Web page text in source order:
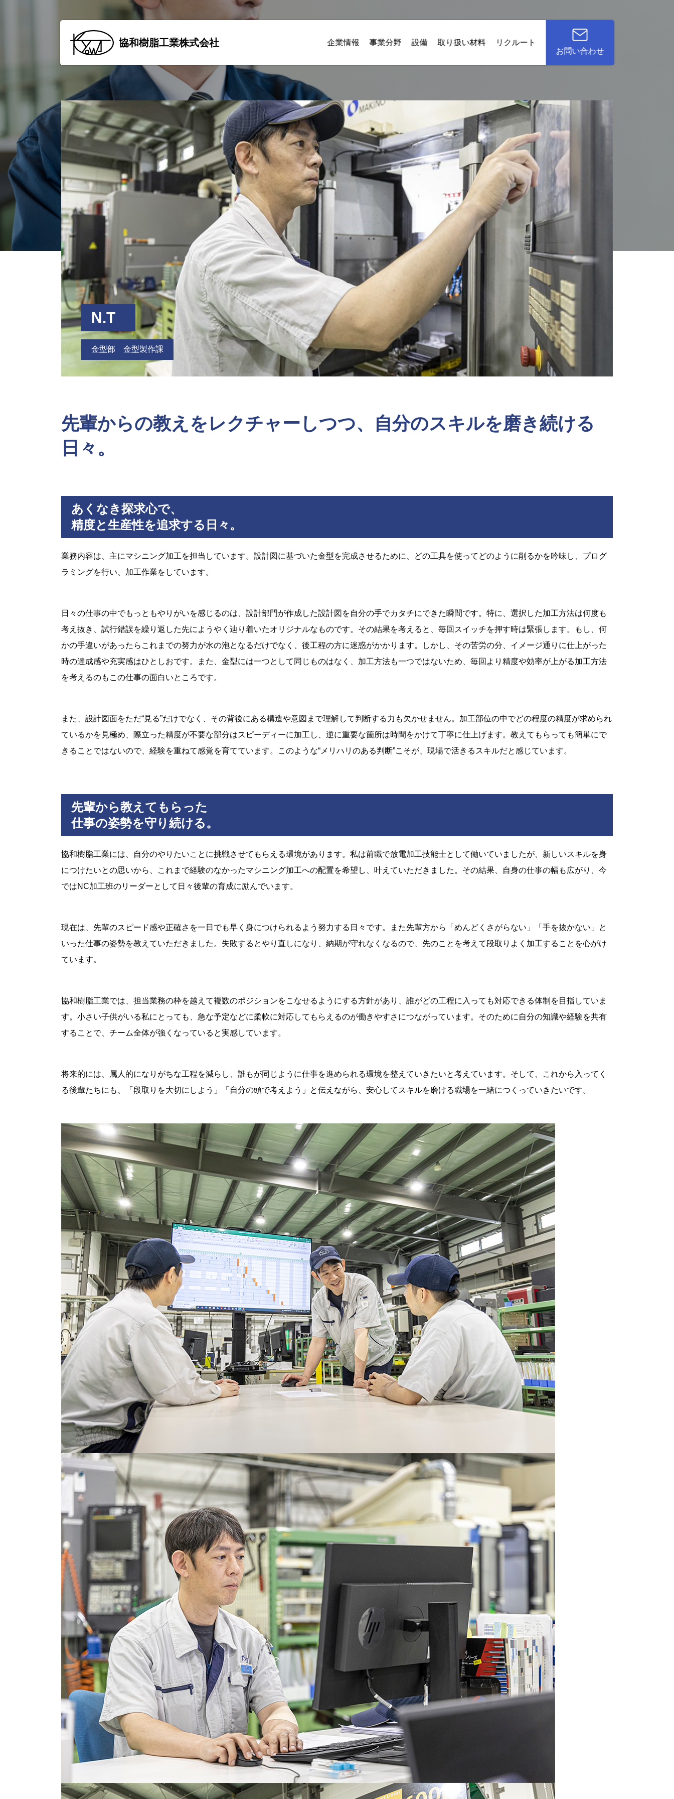
協和樹脂工業株式会社 企業情報 事業分野 設備 取り扱い材料
リクルート
お問い合わせ
N.T
金型部 金型製作課
先輩からの教えをレクチャーしつつ、自分のスキルを磨き続ける
日々。
あくなき探求心で、
精度と生産性を追求する日々。
業務内容は、主にマシニング加工を担当しています。設計図に基づいた金型を完成させるために、どの工具を使ってどのように削るかを吟味し、プログ
ラミングを行い、加工作業をしています。
日々の仕事の中でもっともやりがいを感じるのは、設計部門が作成した設計図を自分の手でカタチにできた瞬間です。特に、選択した加工方法は何度も
考え抜き、試行錯誤を繰り返した先にようやく辿り着いたオリジナルなものです。その結果を考えると、毎回スイッチを押す時は緊張します。もし、何
かの手違いがあったらこれまでの努力が水の泡となるだけでなく、後工程の方に迷惑がかかります。しかし、その苦労の分、イメージ通りに仕上がった
時の達成感や充実感はひとしおです。また、金型には一つとして同じものはなく、加工方法も一つではないため、毎回より精度や効率が上がる加工方法
を考えるのもこの仕事の面白いところです。
また、設計図面をただ“見る”だけでなく、その背後にある構造や意図まで理解して判断する力も欠かせません。加工部位の中でどの程度の精度が求められ
ているかを見極め、際立った精度が不要な部分はスピーディーに加工し、逆に重要な箇所は時間をかけて丁寧に仕上げます。教えてもらっても簡単にで
きることではないので、経験を重ねて感覚を育てています。このような“メリハリのある判断”こそが、現場で活きるスキルだと感じています。
先輩から教えてもらった
仕事の姿勢を守り続ける。
協和樹脂工業には、自分のやりたいことに挑戦させてもらえる環境があります。私は前職で放電加工技能士として働いていましたが、新しいスキルを身
につけたいとの思いから、これまで経験のなかったマシニング加工への配置を希望し、叶えていただきました。その結果、自身の仕事の幅も広がり、今
ではNC加工班のリーダーとして日々後輩の育成に励んでいます。
現在は、先輩のスピード感や正確さを一日でも早く身につけられるよう努力する日々です。また先輩方から「めんどくさがらない」「手を抜かない」と
いった仕事の姿勢を教えていただきました。失敗するとやり直しになり、納期が守れなくなるので、先のことを考えて段取りよく加工することを心がけ
ています。
協和樹脂工業では、担当業務の枠を越えて複数のポジションをこなせるようにする方針があり、誰がどの工程に入っても対応できる体制を目指していま
す。小さい子供がいる私にとっても、急な予定などに柔軟に対応してもらえるのが働きやすさにつながっています。そのために自分の知識や経験を共有
することで、チーム全体が強くなっていると実感しています。
将来的には、属人的になりがちな工程を減らし、誰もが同じように仕事を進められる環境を整えていきたいと考えています。そして、これから入ってく
る後輩たちにも、「段取りを大切にしよう」「自分の頭で考えよう」と伝えながら、安心してスキルを磨ける職場を一緒につくっていきたいです。